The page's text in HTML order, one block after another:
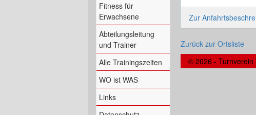
Fitness für
Erwachsene
Abteilungsleitung
und Trainer
Alle Trainingszeiten
WO ist WAS
Links
Zur
Zurück zur Ortsliste
© 2026 - Turnverein